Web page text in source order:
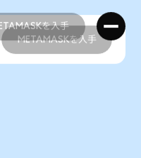
を入手
を入手
METAMASKを入手